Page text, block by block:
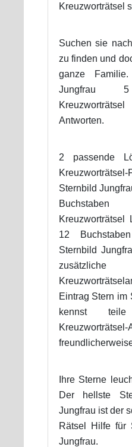
Kreuzworträtsel
Suchen sie
zu finden und
ganze
Jungfrau 5
Antworten.
2 passende
Sternbild
12
Sternbild
zusätzliche
Eintrag Stern im
kennst
Kreuzworträtsel-
Ihre Sterne
Der hellste
Jungfrau ist der
Rätsel Hilfe für
Jungfrau.